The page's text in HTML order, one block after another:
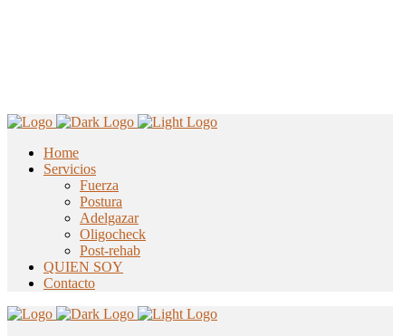
Home
Servicios
Fuerza
Postura
Adelgazar
Oligocheck
Post-rehab
QUIEN SOY
Contacto